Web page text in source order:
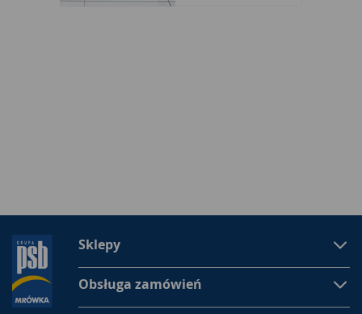
Sklepy
Obsługa zamówień